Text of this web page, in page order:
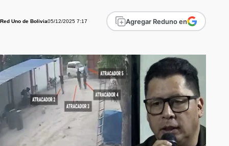
Red Uno de Bolivia05/12/2025 7:17 Agregar Reduno en